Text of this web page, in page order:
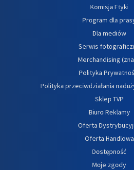
Komisja Etyki
Program dla
Dla mediów
Serwis
Merchandising
Polityka
Polityka przeciwdziałania
Sklep TVP
Biuro Reklamy
Oferta
Oferta Handlowa
Dostępność
Moje zgody